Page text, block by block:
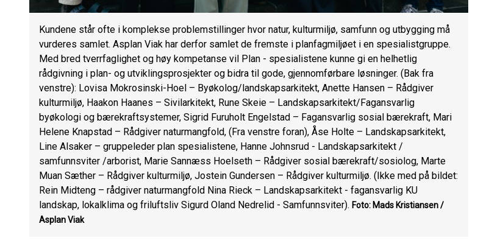
Kundene står ofte i komplekse problemstillinger hvor natur, kulturmiljø, samfunn og utbygging må
vurderes samlet. Asplan Viak har derfor samlet de fremste i planfagmiljøet i en spesialistgruppe.
Med bred tverrfaglighet og høy kompetanse vil Plan - spesialistene kunne gi en helhetlig
rådgivning i plan- og utviklingsprosjekter og bidra til gode, gjennomførbare løsninger. (Bak fra
venstre): Lovisa Mokrosinski-Hoel – Byøkolog/landskapsarkitekt, Anette Hansen – Rådgiver
kulturmiljø, Haakon Haanes – Sivilarkitekt, Rune Skeie – Landskapsarkitekt/Fagansvarlig
byøkologi og bærekraftsystemer, Sigrid Furuholt Engelstad – Fagansvarlig sosial bærekraft, Mari
Helene Knapstad – Rådgiver naturmangfold, (Fra venstre foran), Åse Holte – Landskapsarkitekt,
Line Alsaker – gruppeleder plan spesialistene, Hanne Johnsrud - Landskapsarkitekt /
samfunnsviter /arborist, Marie Sannæss Hoelseth – Rådgiver sosial bærekraft/sosiolog, Marte
Muan Sæther – Rådgiver kulturmiljø, Jostein Gundersen – Rådgiver kulturmiljø. (Ikke med på bildet:
Rein Midteng – rådgiver naturmangfold Nina Rieck – Landskapsarkitekt - fagansvarlig KU
landskap, lokalklima og friluftsliv Sigurd Oland Nedrelid - Samfunnsviter). Foto: Mads Kristiansen /
Asplan Viak